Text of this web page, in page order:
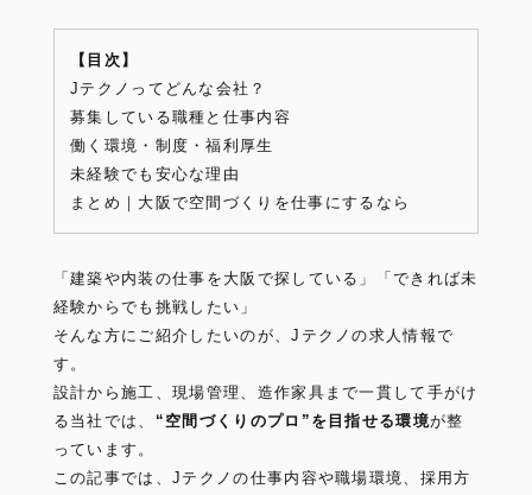
【目次】
Jテクノってどんな会社？
募集している職種と仕事内容
働く環境・制度・福利厚生
未経験でも安心な理由
まとめ｜大阪で空間づくりを仕事にするなら
「建築や内装の仕事を大阪で探している」「できれば未
経験からでも挑戦したい」
そんな方にご紹介したいのが、Jテクノの求人情報で
す。
設計から施工、現場管理、造作家具まで一貫して手がけ
る当社では、 “空間づくりのプロ”を目指せる環境が整
っています。
この記事では、Jテクノの仕事内容や職場環境、採用方